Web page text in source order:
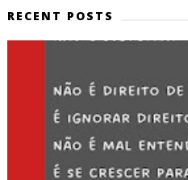
RECENT POSTS